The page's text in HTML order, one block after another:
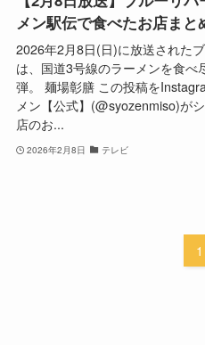
メン駅伝で食べたお店まと
2026年2月8日(日)に放送された
は、国道3号線のラーメンを食
弾。 麺場彰膳 この投稿を
メン【公式】(@syozenmiso)が
店のお...
2026年2月8日 テレビ
1